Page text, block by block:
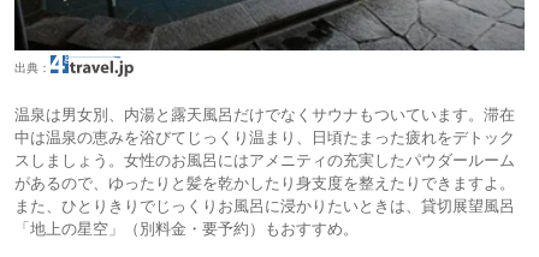
出典：
温泉は男女別、内湯と露天風呂だけでなくサウナもついています。滞在
中は温泉の恵みを浴びてじっくり温まり、日頃たまった疲れをデトック
スしましょう。女性のお風呂にはアメニティの充実したパウダールーム
があるので、ゆったりと髪を乾かしたり身支度を整えたりできますよ。
また、ひとりきりでじっくりお風呂に浸かりたいときは、貸切展望風呂
「地上の星空」（別料金・要予約）もおすすめ。